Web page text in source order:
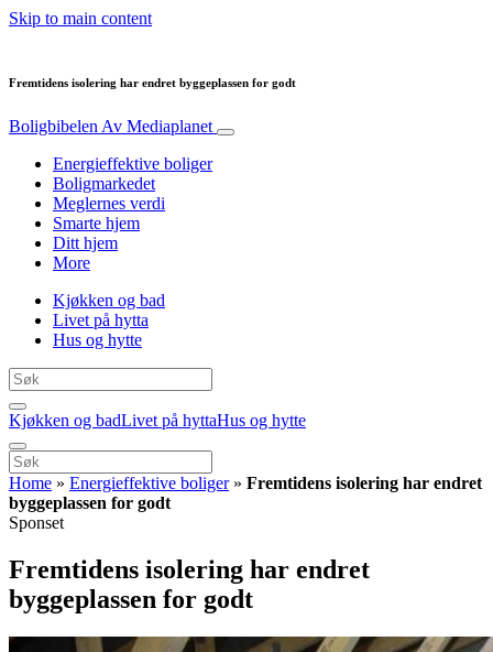
Skip to main content
Fremtidens isolering har endret byggeplassen for godt
Boligbibelen Av Mediaplanet
Energieffektive boliger
Boligmarkedet
Meglernes verdi
Smarte hjem
Ditt hjem
More
Kjøkken og bad
Livet på hytta
Hus og hytte
Kjøkken og badLivet på hyttaHus og hytte
Home » Energieffektive boliger» Fremtidens isolering har endret
byggeplassen for godt
Sponset
Fremtidens isolering har endret
byggeplassen for godt